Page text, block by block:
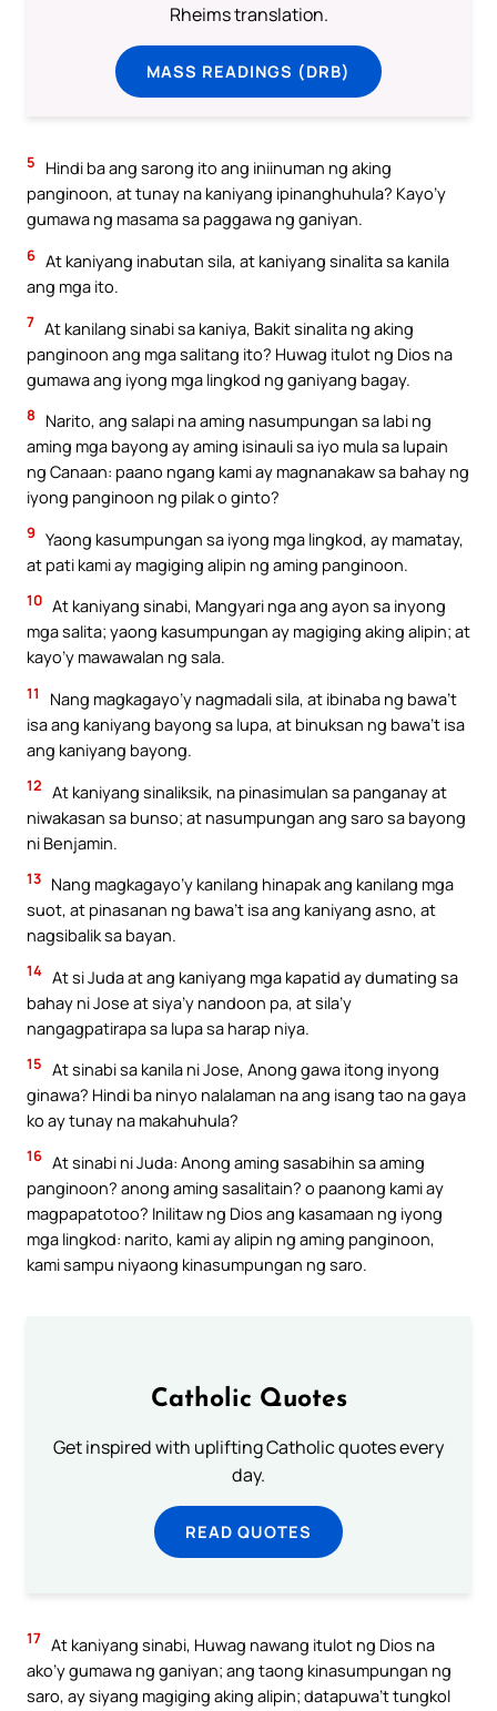
Rheims translation.
MASS READINGS (DRB)
5
Hindi ba ang sarong ito ang iniinuman ng aking
panginoon, at tunay na kaniyang ipinanghuhula? Kayo’y
gumawa ng masama sa paggawa ng ganiyan.
6 At kaniyang inabutan sila, at kaniyang sinalita sa kanila
ang mga ito.
7 At kanilang sinabi sa kaniya, Bakit sinalita ng aking
panginoon ang mga salitang ito? Huwag itulot ng Dios na
gumawa ang iyong mga lingkod ng ganiyang bagay.
8
Narito, ang salapi na aming nasumpungan sa labi ng
aming mga bayong ay aming isinauli sa iyo mula sa lupain
ng Canaan: paano ngang kami ay magnanakaw sa bahay ng
iyong panginoon ng pilak o ginto?
9 Yaong kasumpungan sa iyong mga lingkod, ay mamatay,
at pati kami ay magiging alipin ng aming panginoon.
10 At kaniyang sinabi, Mangyari nga ang ayon sa inyong
mga salita; yaong kasumpungan ay magiging aking alipin; at
kayo’y mawawalan ng sala.
11
Nang magkagayo’y nagmadali sila, at ibinaba ng bawa’t
isa ang kaniyang bayong sa lupa, at binuksan ng bawa’t isa
ang kaniyang bayong.
12 At kaniyang sinaliksik, na pinasimulan sa panganay at
niwakasan sa bunso; at nasumpungan ang saro sa bayong
ni Benjamin.
13 Nang magkagayo’y kanilang hinapak ang kanilang mga
suot, at pinasanan ng bawa’t isa ang kaniyang asno, at
nagsibalik sa bayan.
14 At si Juda at ang kaniyang mga kapatid ay dumating sa
bahay ni Jose at siya’y nandoon pa, at sila’y
nangagpatirapa sa lupa sa harap niya.
15 At sinabi sa kanila ni Jose, Anong gawa itong inyong
ginawa? Hindi ba ninyo nalalaman na ang isang tao na gaya
ko ay tunay na makahuhula?
16 At sinabi ni Juda: Anong aming sasabihin sa aming
panginoon? anong aming sasalitain? o paanong kami ay
magpapatotoo? Inilitaw ng Dios ang kasamaan ng iyong
mga lingkod: narito, kami ay alipin ng aming panginoon,
kami sampu niyaong kinasumpungan ng saro.
Catholic Quotes
Get inspired with uplifting Catholic quotes every
day.
READ QUOTES
17 At kaniyang sinabi, Huwag nawang itulot ng Dios na
ako’y gumawa ng ganiyan; ang taong kinasumpungan ng
saro, ay siyang magiging aking alipin; datapuwa’t tungkol